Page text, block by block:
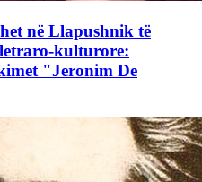
në Llapushnik të
kulturore:
"Jeronim De